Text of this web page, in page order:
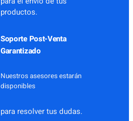
productos.
Soporte Post-Venta
Garantizado
Nuestros asesores estarán
disponibles
para resolver tus dudas.